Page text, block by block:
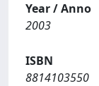
Year / Anno
2003
ISBN
8814103550